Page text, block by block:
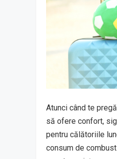
Atunci când te
să ofere confort,
pentru călătoriile
consum de